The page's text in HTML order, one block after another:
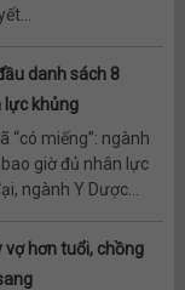
danh sách 8
lực khủng
“có miếng”: ngành
giờ đủ nhân lực
ngành Y Dược...
vợ hơn tuổi, chồng